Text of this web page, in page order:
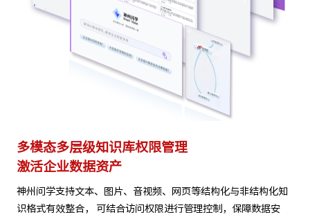
多模态多层级知识库权限管理
激活企业数据资产
神州问学支持文本、图片、音视频、网页等结构化与非结构化知
识格式有效整合， 可结合访问权限进行管理控制，保障数据安